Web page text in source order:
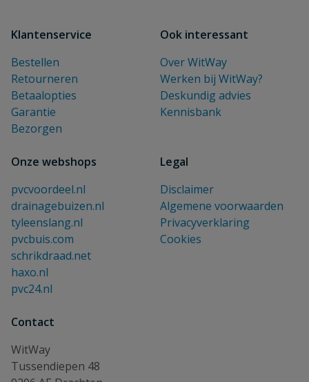
Klantenservice
Bestellen
Retourneren
Betaalopties
Garantie
Bezorgen
Ook interessant
Over WitWay
Werken bij WitWay?
Deskundig advies
Kennisbank
Onze webshops
pvcvoordeel.nl
drainagebuizen.nl
tyleenslang.nl
pvcbuis.com
schrikdraad.net
haxo.nl
pvc24.nl
Legal
Disclaimer
Algemene voorwaarden
Privacyverklaring
Cookies
Contact
WitWay
Tussendiepen 48